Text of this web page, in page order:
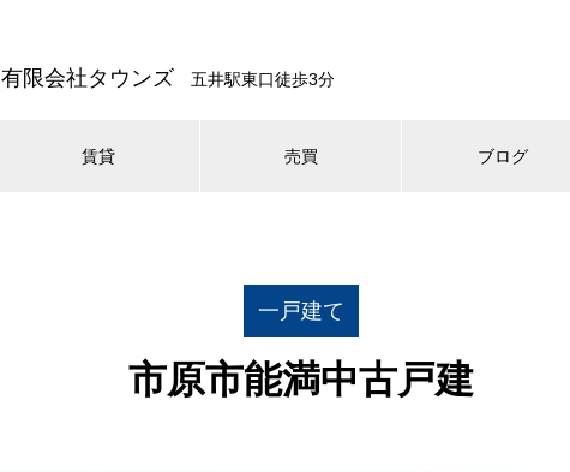
有限会社タウンズ 五井駅東口徒歩3分
賃貸 売買 ブログ
一戸建て
市原市能満中古戸建